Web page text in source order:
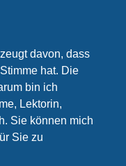
davon, dass
hat. Die
bin ich
Lektorin,
Sie können mich
Sie zu